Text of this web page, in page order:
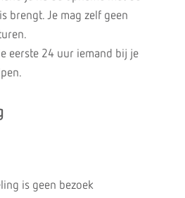
brengt. Je mag zelf geen
eerste 24 uur iemand bij je
is geen bezoek